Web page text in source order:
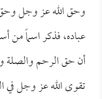
وحق الله عز وجل وحق
عباده، فذكر اسماً من
أن حق الرحم والصلة
تقوى الله عز وجل في